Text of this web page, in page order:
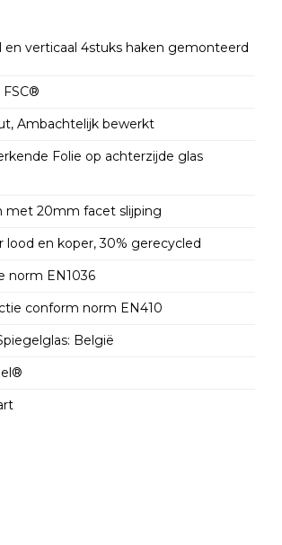
en verticaal 4stuks haken gemonteerd
Ambachtelijk bewerkt
Folie op achterzijde glas
met 20mm facet slijping
lood en koper, 30% gerecycled
norm EN1036
conform norm EN410
België